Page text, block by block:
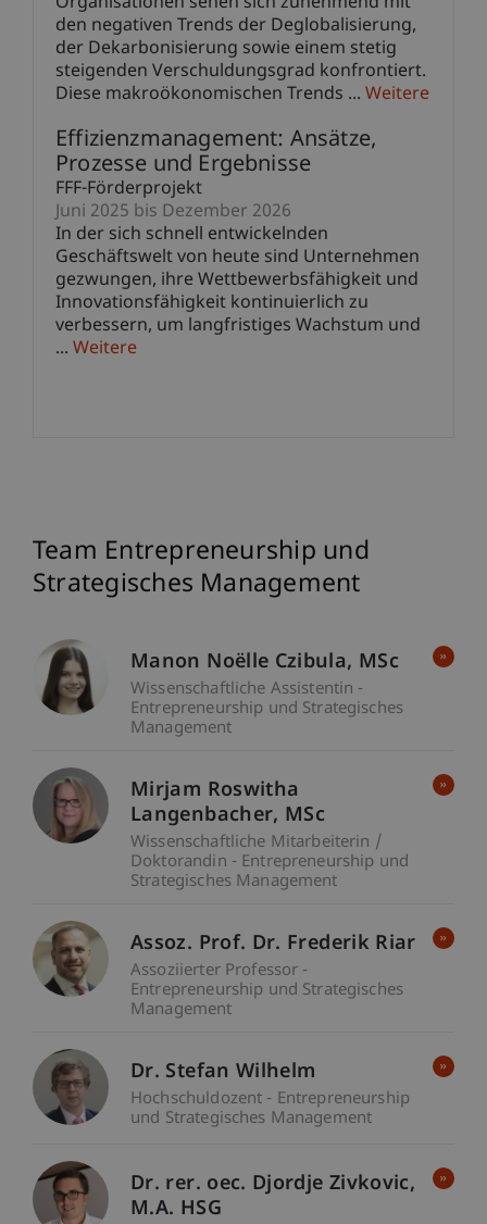
den negativen Trends der Deglobalisierung,
der Dekarbonisierung sowie einem stetig
steigenden Verschuldungsgrad konfrontiert.
Diese makroökonomischen Trends ... Weitere
Effizienzmanagement: Ansätze,
Prozesse und Ergebnisse
FFF-Förderprojekt
Juni 2025 bis Dezember 2026
In der sich schnell entwickelnden
Geschäftswelt von heute sind Unternehmen
gezwungen, ihre Wettbewerbsfähigkeit und
Innovationsfähigkeit kontinuierlich zu
verbessern, um langfristiges Wachstum und
... Weitere
Team Entrepreneurship und
Strategisches Management
Manon Noëlle Czibula MSc
Wissenschaftliche Assistentin -
Entrepreneurship und Strategisches
Management
Mirjam Roswitha
Langenbacher MSc
Wissenschaftliche Mitarbeiterin /
Doktorandin - Entrepreneurship und
Strategisches Management
Assoz. Prof. Dr. Frederik Riar
Assoziierter Professor -
Entrepreneurship und Strategisches
Management
Dr. Stefan Wilhelm
Hochschuldozent - Entrepreneurship
und Strategisches Management
Dr. rer. oec. Djordje Zivkovic
M.A. HSG